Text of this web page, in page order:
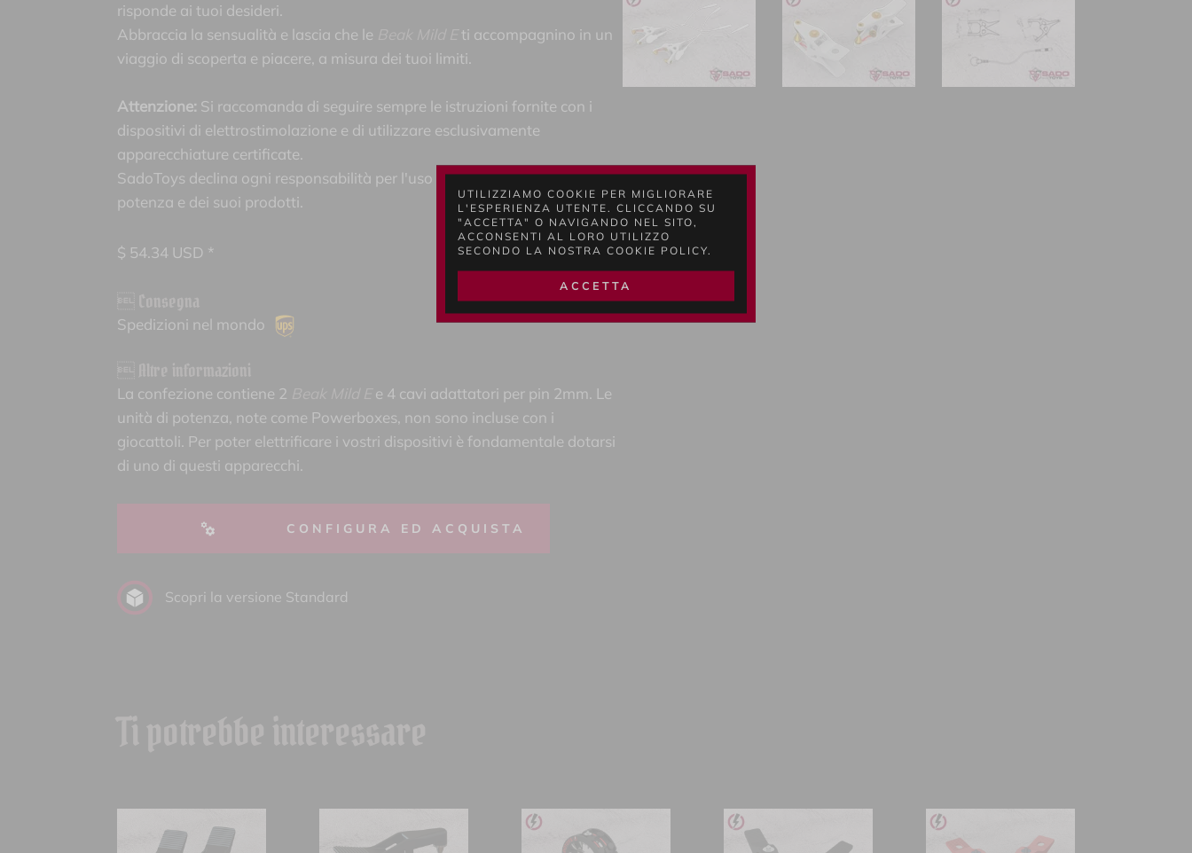
risponde ai tuoi desideri.
Abbraccia la sensualità e lascia che le
ti accompagnino in un
viaggio di scoperta e piacere, a misura dei tuoi limiti.
Attenzione: Si raccomanda di seguire sempre le istruzioni fornite con i
dispositivi di elettrostimolazione e di utilizzare esclusivamente
apparecchiature certificate.
SadoToys declina ogni responsabilità per l'uso improprio dei dispositivi di
potenza e dei suoi prodotti.
$ 54.34 USD *
Spedizioni nel mondo
La confezione contiene 2
e 4 cavi adattatori per pin 2mm. Le
unità di potenza, note come Powerboxes, non sono incluse con i
giocattoli. Per poter elettrificare i vostri dispositivi è fondamentale dotarsi
di uno di questi apparecchi.
CONFIGURA ED ACQUISTA
Scopri la versione Standard
UTILIZZIAMO COOKIE PER MIGLIORARE
L'ESPERIENZA UTENTE. CLICCANDO SU
"ACCETTA" O NAVIGANDO NEL SITO,
ACCONSENTI AL LORO UTILIZZO
SECONDO LA NOSTRA COOKIE POLICY.
ACCETTA